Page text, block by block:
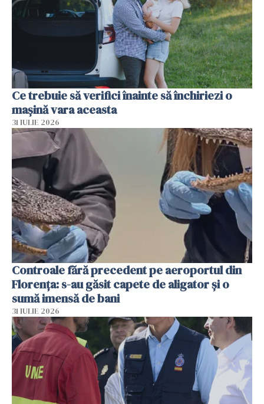
Ce trebuie să verifici înainte să închiriezi o
mașină vara aceasta
31 IULIE 2026
Controale fără precedent pe aeroportul din
Florența: s-au găsit capete de aligator și o
sumă imensă de bani
31 IULIE 2026